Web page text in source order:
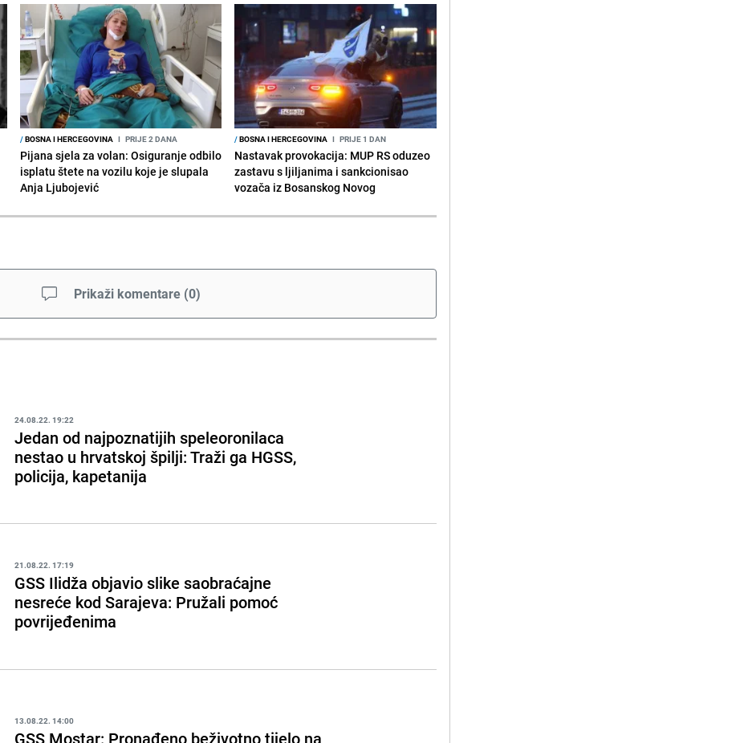
/BOSNA I HERCEGOVINA I PRIJE 2 DANA
Pijana sjela za volan: Osiguranje odbilo
isplatu štete na vozilu koje je slupala
Anja Ljubojević
/BOSNA I HERCEGOVINA I PRIJE 1 DAN
Nastavak provokacija: MUP RS oduzeo
zastavu s ljiljanima i sankcionisao
vozača iz Bosanskog Novog
Prikaži komentare (0)
24.08.22. 19:22
Jedan od najpoznatijih speleoronilaca
nestao u hrvatskoj špilji: Traži ga HGSS,
policija, kapetanija
21.08.22. 17:19
GSS Ilidža objavio slike saobraćajne
nesreće kod Sarajeva: Pružali pomoć
povrijeđenima
13.08.22. 14:00
GSS Mostar: Pronađeno beživotno tijelo na